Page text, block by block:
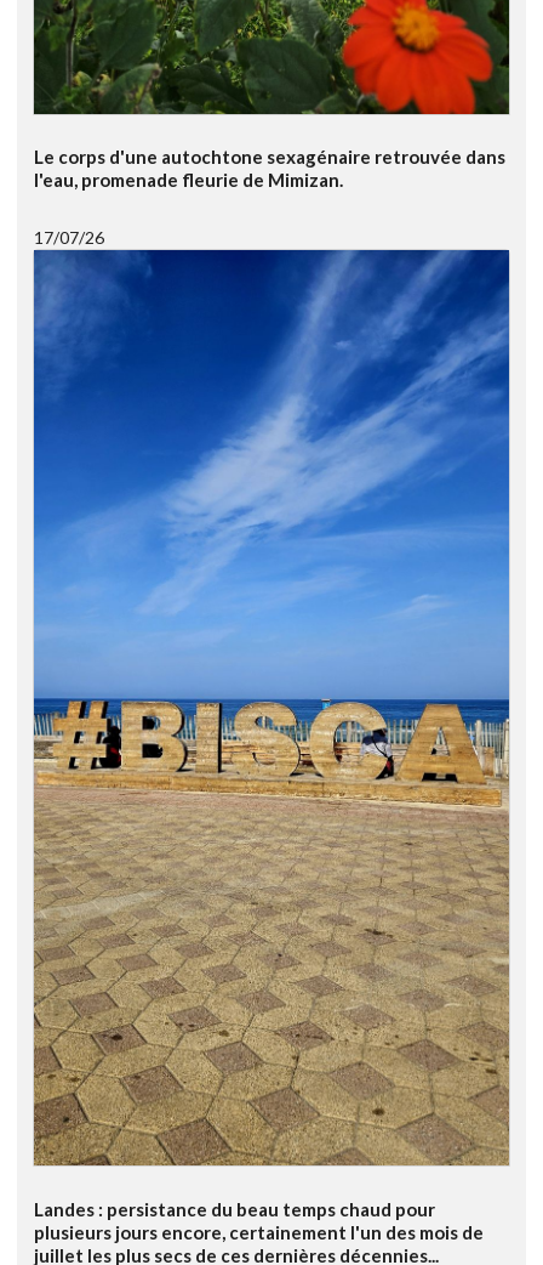
Le corps d'une autochtone sexagénaire retrouvée dans
l'eau, promenade fleurie de Mimizan.
17/07/26
Landes : persistance du beau temps chaud pour
plusieurs jours encore, certainement l'un des mois de
juillet les plus secs de ces dernières décennies...